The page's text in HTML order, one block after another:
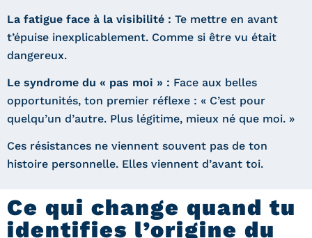
La fatigue face à la visibilité : Te mettre en avant
t’épuise inexplicablement. Comme si être vu était
dangereux.
Le syndrome du « pas moi » : Face aux belles
opportunités, ton premier réflexe : « C’est pour
quelqu’un d’autre. Plus légitime, mieux né que moi. »
Ces résistances ne viennent souvent pas de ton
histoire personnelle. Elles viennent d’avant toi.
Ce qui change quand tu
identifies l’origine du